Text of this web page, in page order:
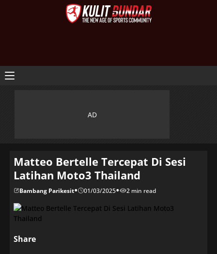
Matteo Bertelle Tercepat Di Sesi
Latihan Moto3 Thailand
Bambang Parikesit• 01/03/2025• 2 min read
Share